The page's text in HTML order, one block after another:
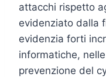
attacchi rispetto
evidenziato dalla
evidenzia forti
informatiche,
prevenzione del